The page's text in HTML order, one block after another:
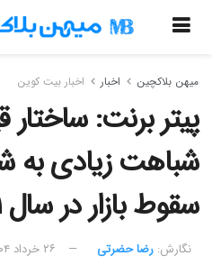
میهن بلاکچین اخبار اخبار بیت کوین
پیتر برنت:
شباهت زیادی به
سقوط بازار در سال ۲۰۲۱ دارد
نگارش:‌ رضا حضرتی ۲۶ خرداد ۱۴۰۴ - ۱۷:۰۰